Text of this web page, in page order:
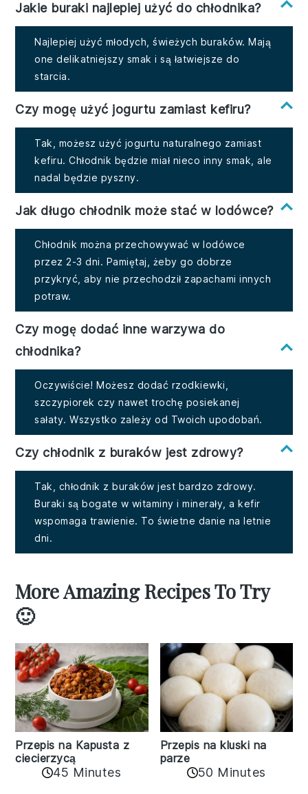
Jakie buraki najlepiej użyć do chłodnika?
Najlepiej użyć młodych, świeżych buraków. Mają
one delikatniejszy smak i są łatwiejsze do
starcia.
Czy mogę użyć jogurtu zamiast kefiru?
Tak, możesz użyć jogurtu naturalnego zamiast
kefiru. Chłodnik będzie miał nieco inny smak, ale
nadal będzie pyszny.
Jak długo chłodnik może stać w lodówce?
Chłodnik można przechowywać w lodówce
przez 2-3 dni. Pamiętaj, żeby go dobrze
przykryć, aby nie przechodził zapachami innych
potraw.
Czy mogę dodać inne warzywa do
chłodnika?
Oczywiście! Możesz dodać rzodkiewki,
szczypiorek czy nawet trochę posiekanej
sałaty. Wszystko zależy od Twoich upodobań.
Czy chłodnik z buraków jest zdrowy?
Tak, chłodnik z buraków jest bardzo zdrowy.
Buraki są bogate w witaminy i minerały, a kefir
wspomaga trawienie. To świetne danie na letnie
dni.
More Amazing Recipes To Try
🙂
Przepis na Kapusta z
ciecierzycą
45 Minutes
Przepis na kluski na
parze
50 Minutes